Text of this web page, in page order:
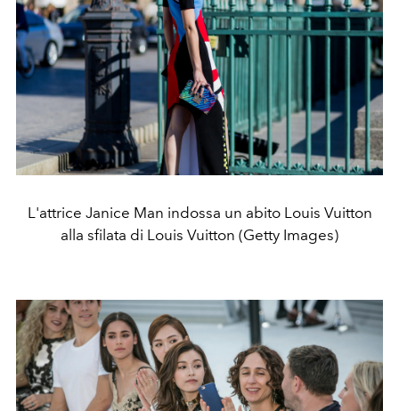
L'attrice Janice Man indossa un abito Louis Vuitton
alla sfilata di Louis Vuitton (Getty Images)